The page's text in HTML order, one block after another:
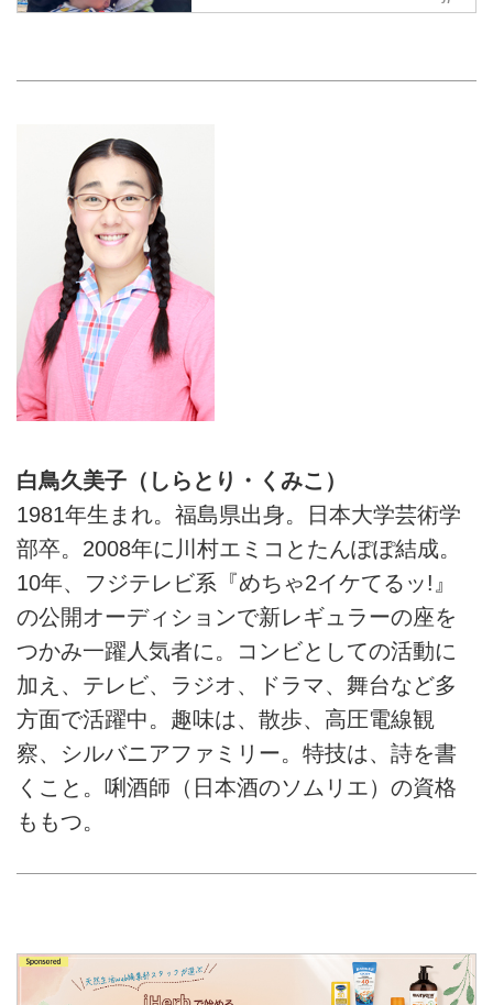
白鳥久美子（しらとり・くみこ）
1981年生まれ。福島県出身。日本大学芸術学
部卒。2008年に川村エミコとたんぽぽ結成。
10年、フジテレビ系『めちゃ2イケてるッ!』
の公開オーディションで新レギュラーの座を
つかみ一躍人気者に。コンビとしての活動に
加え、テレビ、ラジオ、ドラマ、舞台など多
方面で活躍中。趣味は、散歩、高圧電線観
察、シルバニアファミリー。特技は、詩を書
くこと。唎酒師（日本酒のソムリエ）の資格
ももつ。